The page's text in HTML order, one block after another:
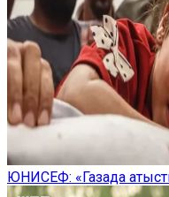
ЮНИСЕФ: «Газада